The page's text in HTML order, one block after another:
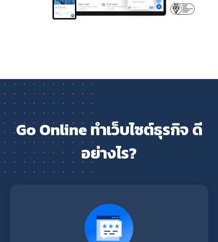
Go Online ทำเว็บไซต์ธุรกิจ ดี
อย่างไร?